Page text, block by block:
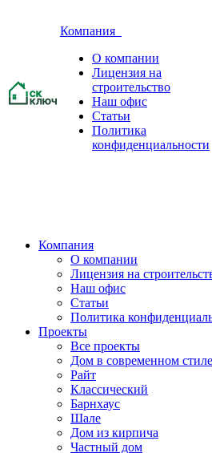
Компания
О компании
Лицензия на
строительство
Наш офис
Статьи
Политика
конфиденциальности
Компания
О компании
Лицензия на
Наш офис
Статьи
Политика
Проекты
Все проекты
Дом в современном стиле
Райт
Классический
Барнхаус
Шале
Дом из кирпича
Частный дом